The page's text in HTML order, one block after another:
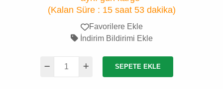
(Kalan Süre : 15 saat 53 dakika)
Favorilere Ekle
İndirim Bildirimi Ekle
SEPETE EKLE